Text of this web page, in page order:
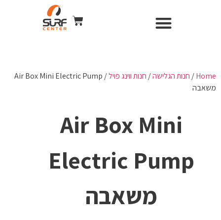
Home
/ חנות הגלישה/ חנות ווינג פויל
/ Air Box Mini Electric Pump
משאבה
Air Box Mini
Electric Pump
משאבה